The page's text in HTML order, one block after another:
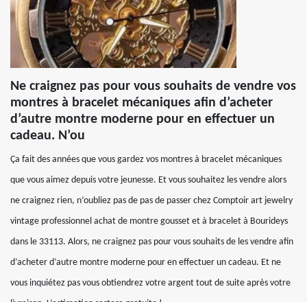
Ne craignez pas pour vous souhaits de vendre vos
montres à bracelet mécaniques afin d’acheter
d’autre montre moderne pour en effectuer un
cadeau. N’ou
Ça fait des années que vous gardez vos montres à bracelet mécaniques
que vous aimez depuis votre jeunesse. Et vous souhaitez les vendre alors
ne craignez rien, n’oubliez pas de pas de passer chez Comptoir art jewelry
vintage professionnel achat de montre gousset et à bracelet à Bourideys
dans le 33113. Alors, ne craignez pas pour vous souhaits de les vendre afin
d’acheter d’autre montre moderne pour en effectuer un cadeau. Et ne
vous inquiétez pas vous obtiendrez votre argent tout de suite après votre